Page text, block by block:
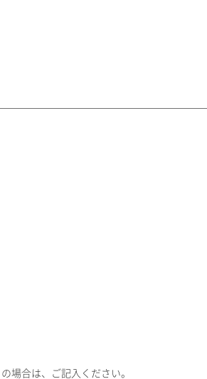
場合は、ご記入ください。